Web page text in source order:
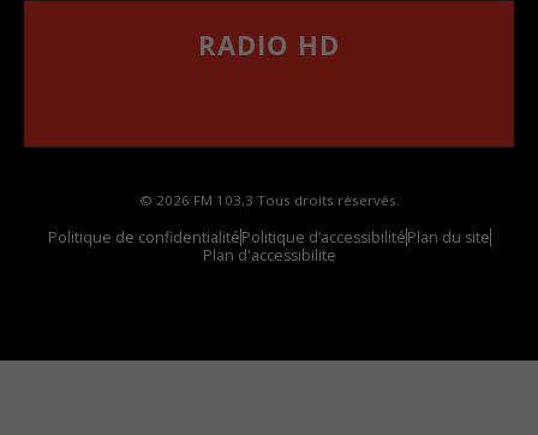
RADIO HD
© 2026 FM 103,3 Tous droits réservés.
Politique de confidentialitéPolitique d’accessibilitéPlan du site
Plan d'accessibilite